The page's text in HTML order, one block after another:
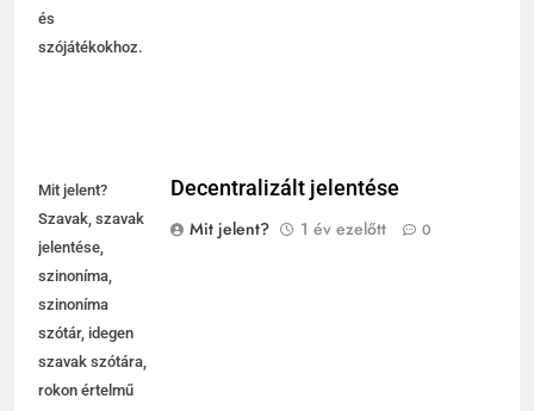
és
szójátékokhoz.
Mit jelent?
Szavak, szavak
jelentése,
szinoníma,
szinoníma
szótár, idegen
szavak szótára,
rokon értelmű
Decentralizált jelentése
Mit jelent?
1 év ezelőtt 0